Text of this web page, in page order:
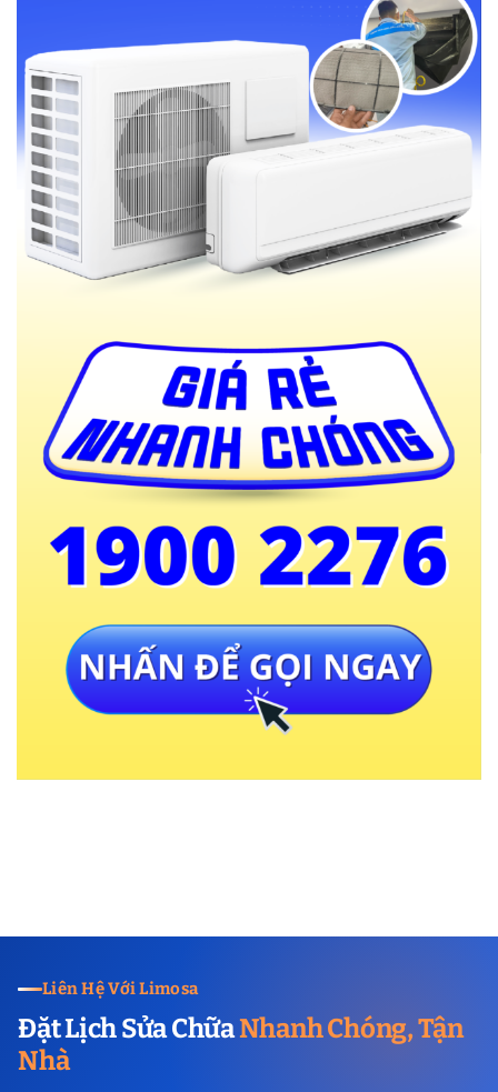
Liên Hệ Với Limosa
Đặt Lịch Sửa ChữaNhanh Chóng, Tận
Nhà